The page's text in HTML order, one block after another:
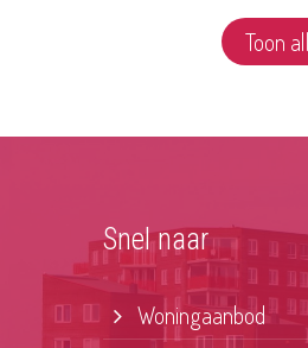
Toon
Snel naar
Woningaanbod